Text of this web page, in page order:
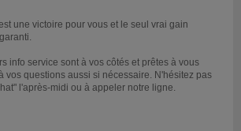
une victoire pour vous et le seul vrai gain
info service sont à vos côtés et prêtes à vous
vos questions aussi si nécessaire. N'hésitez pas
l'après-midi ou à appeler notre ligne.